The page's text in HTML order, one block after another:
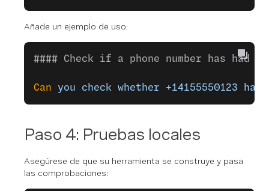
Añade un ejemplo de uso:
#### Check if a phone number has had a
Can you check whether +14155550123 has
Paso 4: Pruebas locales
Asegúrese de que su herramienta se construye y pasa
las comprobaciones: